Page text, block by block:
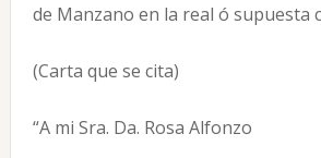
de Manzano en la real ó supuesta
(Carta que se cita)
“A mi Sra. Da. Rosa Alfonzo